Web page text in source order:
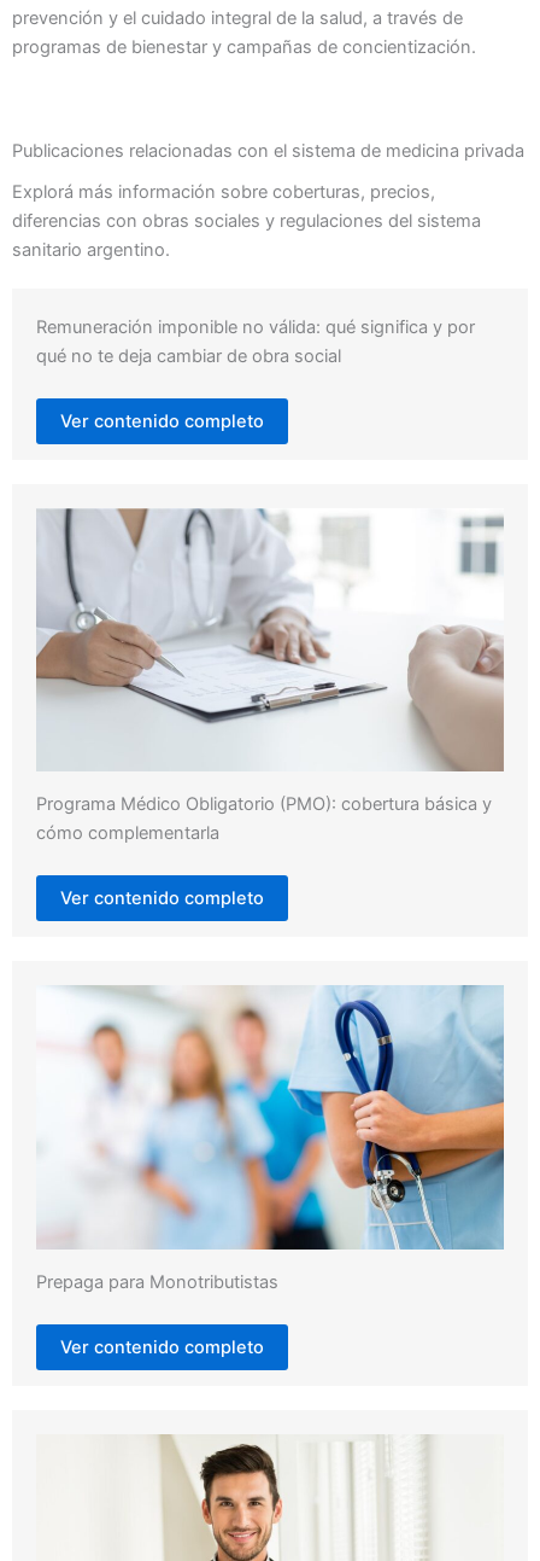
prevención y el cuidado integral de la salud, a través de
programas de bienestar y campañas de concientización.
Publicaciones relacionadas con el sistema de medicina privada
Explorá más información sobre coberturas, precios,
diferencias con obras sociales y regulaciones del sistema
sanitario argentino.
Remuneración imponible no válida: qué significa y por
qué no te deja cambiar de obra social
Ver contenido completo
Programa Médico Obligatorio (PMO): cobertura básica y
cómo complementarla
Ver contenido completo
Prepaga para Monotributistas
Ver contenido completo